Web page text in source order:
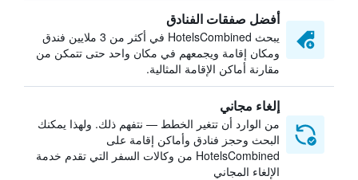
أفضل صفقات الفنادق
يبحث HotelsCombined في أكثر من 3 ملايين فندق
ومكان إقامة ويجمعهم في مكان واحد حتى تتمكن من
مقارنة أماكن الإقامة المثالية.
إلغاء مجاني
من الوارد أن تتغير الخطط — نتفهم ذلك. ولهذا يمكنك
البحث وحجز فنادق وأماكن إقامة على
HotelsCombined من وكالات السفر التي تقدم خدمة
الإلغاء المجاني